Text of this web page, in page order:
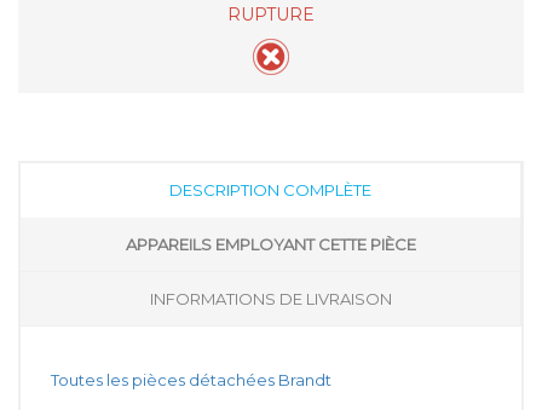
RUPTURE
DESCRIPTION COMPLÈTE
APPAREILS EMPLOYANT CETTE PIÈCE
INFORMATIONS DE LIVRAISON
Toutes les pièces détachées Brandt